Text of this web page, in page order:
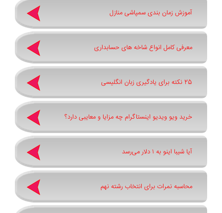
آموزش زمان بندی سمپاشی منازل
معرفی کامل انواع شاخه های حسابداری
25 نکته برای یادگیری زبان انگلیسی
خرید ویو ویدیو اینستاگرام چه مزایا و معایبی دارد؟
آیا شیبا اینو به ۱ دلار می‌رسد
محاسبه نمرات برای انتخاب رشته نهم